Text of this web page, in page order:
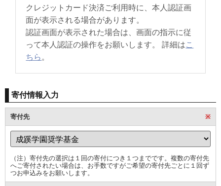
クレジットカード決済ご利用時に、本人認証画
面が表示される場合があります。
認証画面が表示された場合は、画面の指示に従
って本人認証の操作をお願いします。 詳細はこ
ちら 。
寄付情報入力
寄付先 ※
（注）寄付先の選択は１回の寄付につき１つまでです。複数の寄付先
へご寄付されたい場合は、お手数ですがご希望の寄付先ごとに１回ず
つお申込みをお願いします。